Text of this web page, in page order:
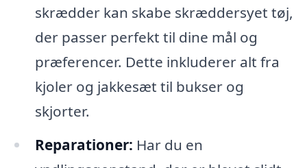
skrædder kan skabe skræddersyet tøj,
der passer perfekt til dine mål og
præferencer. Dette inkluderer alt fra
kjoler og jakkesæt til bukser og
skjorter.
Reparationer: Har du en